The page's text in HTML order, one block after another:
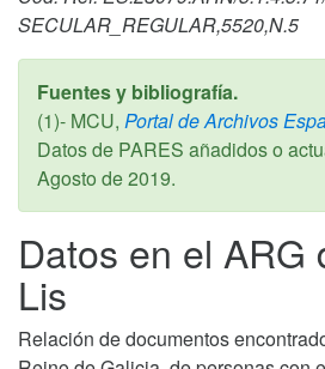
SECULAR_REGULAR,5520,N.5
Fuentes y bibliografía.
(1)- MCU, Portal de Archivos
Datos de PARES añadidos o
Agosto de 2019.
Datos en el ARG
Lis
Relación de documentos